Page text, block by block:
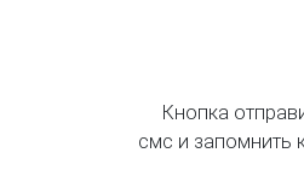
Кнопка
смс и запомнить